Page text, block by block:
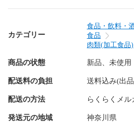
カテゴリー
食品・飲料・
食品
肉類(加工食品)
商品の状態 新品、未使用
配送料の負担 送料込み(出
配送の方法 らくらくメル
発送元の地域 神奈川県